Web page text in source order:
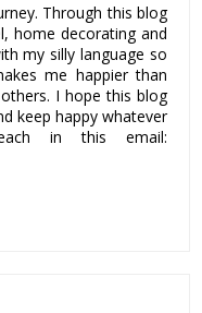
Through this blog
home decorating and
my silly language so
me happier than
I hope this blog
keep happy whatever
in this email: